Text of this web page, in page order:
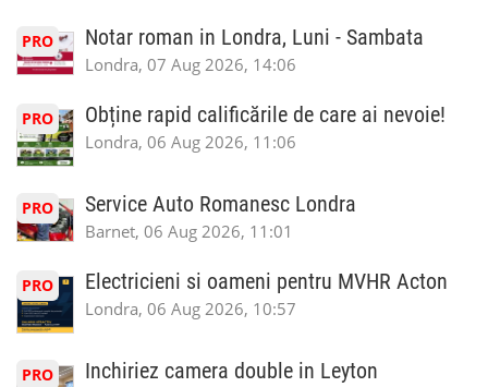
PRO Notar roman in Londra, Luni - Sambata
Londra, 07 Aug 2026, 14:06
PRO Obține rapid calificările de care ai nevoie!
Londra, 06 Aug 2026, 11:06
PRO Service Auto Romanesc Londra
Barnet, 06 Aug 2026, 11:01
PRO Electricieni si oameni pentru MVHR Acton
Londra, 06 Aug 2026, 10:57
PRO Inchiriez camera double in Leyton